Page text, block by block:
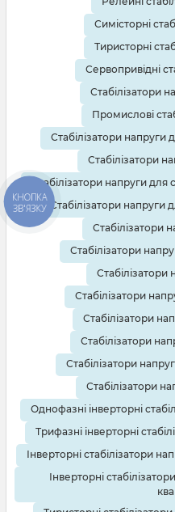
Симісторні
Тиристорні
Сервопривідні
Стабілізатори
Промислові
Стабілізатори
Стабілізатори
Стабілізатори напруги
Стабілізатори
Стабілізатори
Стабілізатори
Стабілізатори
Стабілізатори
Стабілізатори
Стабілізатори
Стабілізатори
Стабілізатори
Однофазні інверторні
Трифазні інверторні
Інверторні стабілізатори
Інверторні
КНОПКА
ЗВ'ЯЗКУ